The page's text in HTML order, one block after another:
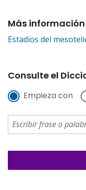
Más información
Estadios del
Consulte el
Empieza con